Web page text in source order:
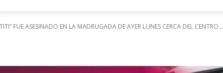
FUE ASESINADO EN LA MADRUGADA DE AYER LUNES CERCA DEL CENTRO...